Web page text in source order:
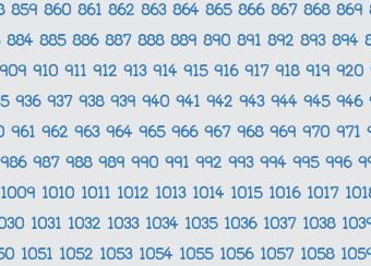
859 860 861 862 863 864 865 866 867 868 869
884 885 886 887 888 889 890 891 892 893 894
909 910 911 912 913 914 915 916 917 918 919 920
936 937 938 939 940 941 942 943 944 945 946
961 962 963 964 965 966 967 968 969 970 971
986 987 988 989 990 991 992 993 994 995 996
1009 1010 1011 1012 1013 1014 1015 1016 1017
1031 1032 1033 1034 1035 1036 1037 1038
1051 1052 1053 1054 1055 1056 1057 1058